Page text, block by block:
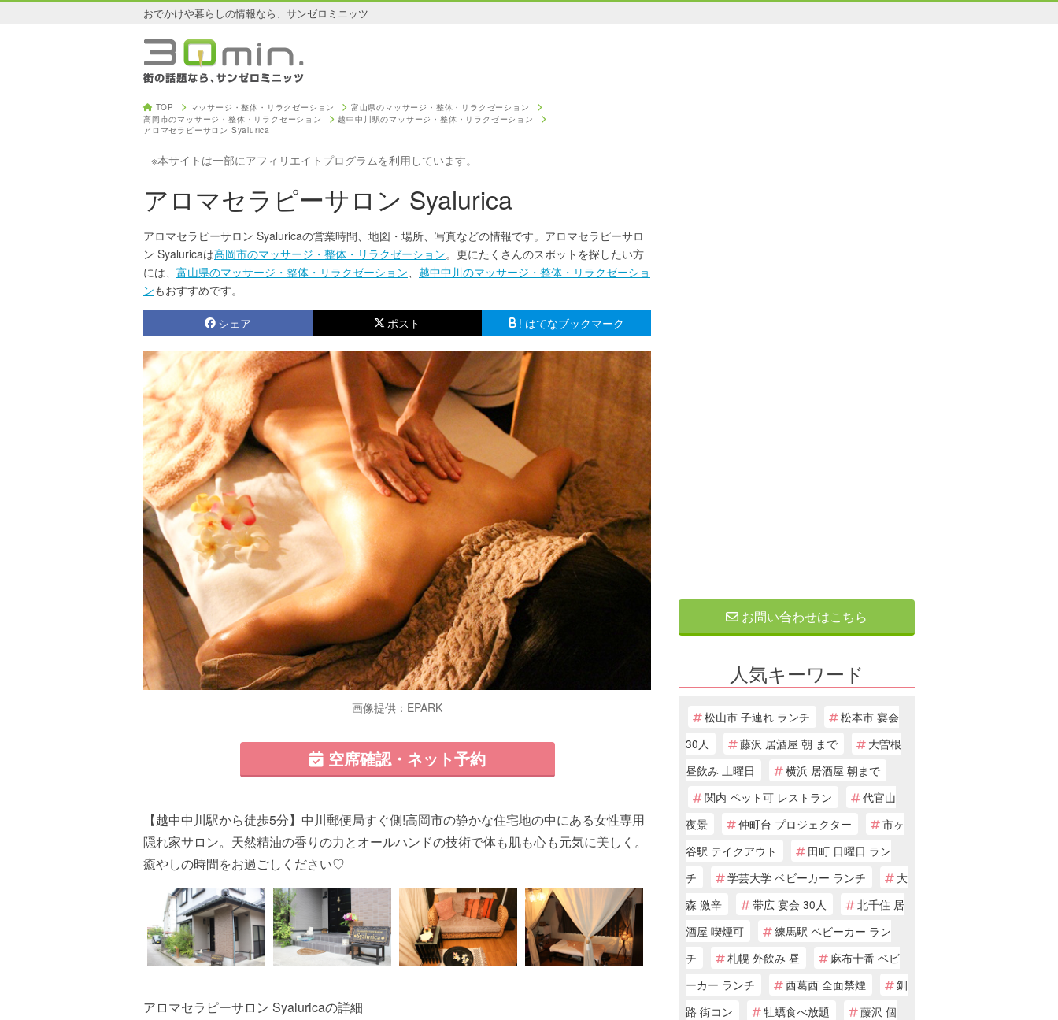
おでかけや暮らしの情報なら、サンゼロミニッツ
TOP マッサージ・整体・リラクゼーション
富山県のマッサージ・整体・リラクゼーション
高岡市のマッサージ・整体・リラクゼーション
越中中川駅のマッサージ・整体・リラクゼーション
アロマセラピーサロン Syalurica
※本サイトは一部にアフィリエイトプログラムを利用しています。
アロマセラピーサロン Syalurica
アロマセラピーサロン Syaluricaの営業時間、地図・場所、写真などの情報です。アロマセラピーサロ
ン Syaluricaは高岡市のマッサージ・整体・リラクゼーション。更にたくさんのスポットを探したい方
には、 富山県のマッサージ・整体・リラクゼーション
越中中川のマッサージ・整体・リラクゼーショ
ンもおすすめです。
シェア ポスト ! はてなブックマーク
画像提供：EPARK
空席確認・ネット予約
【越中中川駅から徒歩5分】中川郵便局すぐ側!高岡市の静かな住宅地の中にある女性専用
隠れ家サロン。天然精油の香りの力とオールハンドの技術で体も肌も心も元気に美しく。
癒やしの時間をお過ごしください♡
アロマセラピーサロン Syaluricaの詳細
お問い合わせはこちら
人気キーワード
松山市 子連れ ランチ
松本市 宴会
30人
藤沢 居酒屋 朝 まで
大曽根
昼飲み 土曜日
横浜 居酒屋 朝まで
関内 ペット可 レストラン
代官山
夜景
仲町台 プロジェクター
市ヶ
谷駅 テイクアウト
田町 日曜日 ラン
チ
学芸大学 ベビーカー ランチ
大
森 激辛
帯広 宴会 30人
北千住 居
酒屋 喫煙可
練馬駅 ベビーカー ラン
チ
札幌 外飲み 昼
麻布十番 ベビ
ーカー ランチ
西葛西 全面禁煙
釧
路 街コン
牡蠣食べ放題
藤沢 個